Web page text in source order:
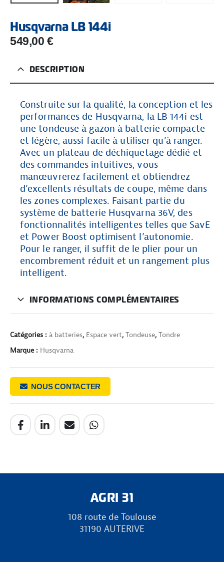
Husqvarna LB 144i
549,00 €
DESCRIPTION
Construite sur la qualité, la conception et les
performances de Husqvarna, la LB 144i est
une tondeuse à gazon à batterie compacte
et légère, aussi facile à utiliser qu’à ranger.
Avec un plateau de déchiquetage dédié et
des commandes intuitives, vous
manœuvrerez facilement et obtiendrez
d’excellents résultats de coupe, même dans
les zones complexes. Faisant partie du
système de batterie Husqvarna 36V, des
fonctionnalités intelligentes telles que SavE
et Power Boost optimisent l’autonomie.
Pour le ranger, il suffit de le plier pour un
encombrement réduit et un rangement plus
intelligent.
INFORMATIONS COMPLÉMENTAIRES
Catégories : à batteries, Espace vert, Tondeuse, Tondre
Marque : Husqvarna
NOUS CONTACTER
AGRI 31
108 route de Toulouse
31190 AUTERIVE